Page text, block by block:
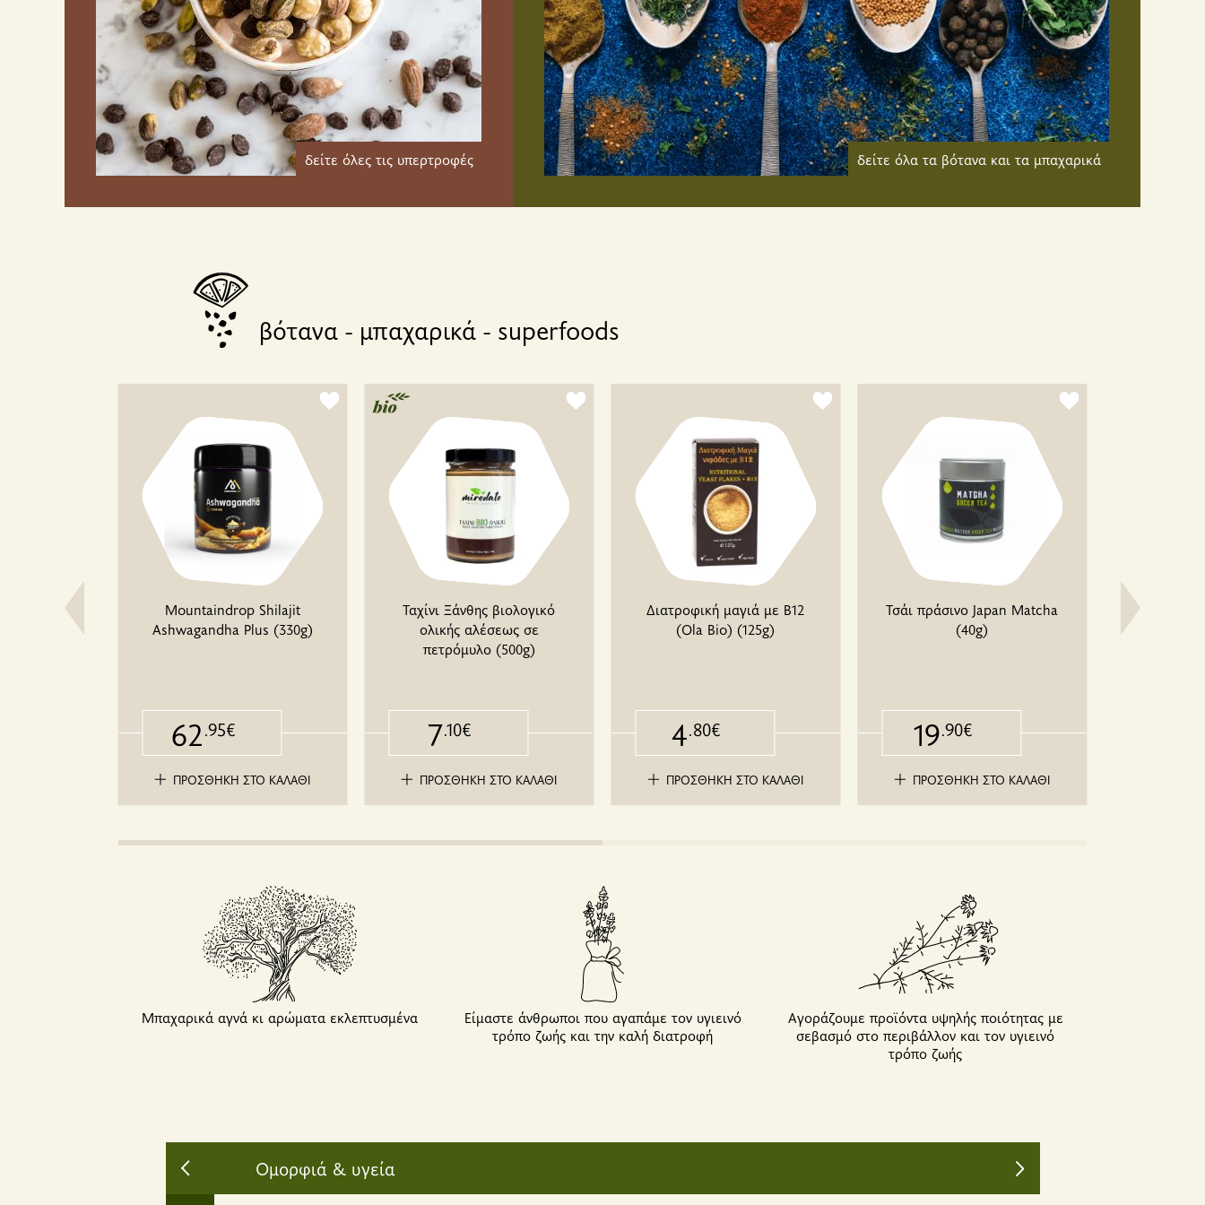
δείτε όλες τις υπερτροφές δείτε όλα τα βότανα και τα μπαχαρικά
βότανα - μπαχαρικά - superfoods
Mountaindrop Shilajit
Ashwagandha Plus (330g)
62.95€
ΠΡΟΣΘΗΚΗ ΣΤΟ ΚΑΛΑΘΙ
Ταχίνι Ξάνθης βιολογικό
ολικής αλέσεως σε
πετρόμυλο (500g)
7.10€
ΠΡΟΣΘΗΚΗ ΣΤΟ ΚΑΛΑΘΙ
Διατροφική μαγιά με Β12
(Ola Bio) (125g)
4.80€
ΠΡΟΣΘΗΚΗ ΣΤΟ ΚΑΛΑΘΙ
Τσάι πράσινο Japan Matcha
(40g)
19.90€
ΠΡΟΣΘΗΚΗ ΣΤΟ ΚΑΛΑΘΙ
Μπαχαρικά αγνά κι αρώματα εκλεπτυσμένα
Είμαστε άνθρωποι που αγαπάμε τον υγιεινό
τρόπο ζωής και την καλή διατροφή
Αγοράζουμε προϊόντα υψηλής ποιότητας με
σεβασμό στο περιβάλλον και τον υγιεινό
τρόπο ζωής
Ομορφιά & υγεία